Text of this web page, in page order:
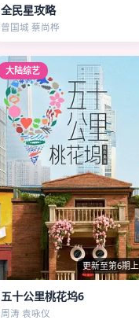
全民星攻略
曾国城 蔡尚桦
大陆综艺
更新至第6期上
五十公里桃花坞6
周涛 袁咏仪